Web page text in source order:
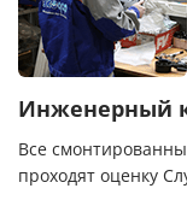
Инженерный
Все
проходят оценку